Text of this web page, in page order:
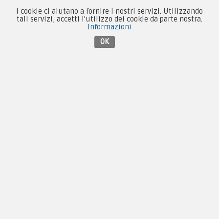
Contattaci su Facebook
I cookie ci aiutano a fornire i nostri servizi. Utilizzando
tali servizi, accetti l'utilizzo dei cookie da parte nostra.
Informazioni
OK